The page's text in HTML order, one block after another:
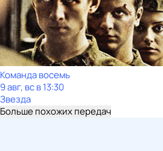
Команда восемь
9 авг, вс в 13:30
Звезда
Больше похожих передач